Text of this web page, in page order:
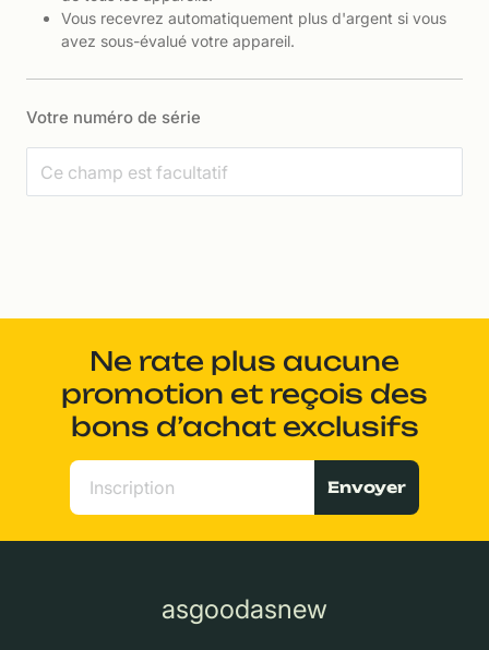
Vous recevrez automatiquement plus d'argent si vous
avez sous-évalué votre appareil.
Votre numéro de série
Ne rate plus aucune
promotion et reçois des
bons d’achat exclusifs
Envoyer
asgoodasnew